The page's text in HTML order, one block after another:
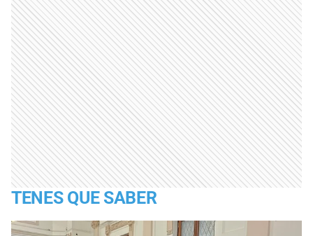
TENES QUE SABER